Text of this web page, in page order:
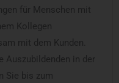
für Menschen mit
Kollegen
mit dem Kunden.
Auszubildenden in der
Sie bis zum